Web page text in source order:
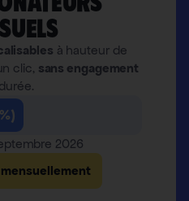
à hauteur de
clic, sans engagement
2026